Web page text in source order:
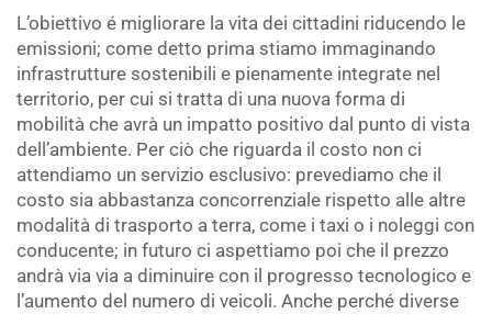
L’obiettivo é migliorare la vita dei cittadini riducendo le
emissioni; come detto prima stiamo immaginando
infrastrutture sostenibili e pienamente integrate nel
territorio, per cui si tratta di una nuova forma di
mobilità che avrà un impatto positivo dal punto di vista
dell’ambiente. Per ciò che riguarda il costo non ci
attendiamo un servizio esclusivo: prevediamo che il
costo sia abbastanza concorrenziale rispetto alle altre
modalità di trasporto a terra, come i taxi o i noleggi con
conducente; in futuro ci aspettiamo poi che il prezzo
andrà via via a diminuire con il progresso tecnologico e
l’aumento del numero di veicoli. Anche perché diverse